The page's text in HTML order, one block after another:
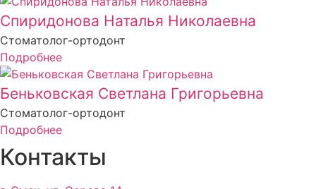
Спиридонова Наталья Николаевна
Стоматолог-ортодонт
Подробнее
Беньковская Светлана Григорьевна
Стоматолог-ортодонт
Подробнее
Контакты